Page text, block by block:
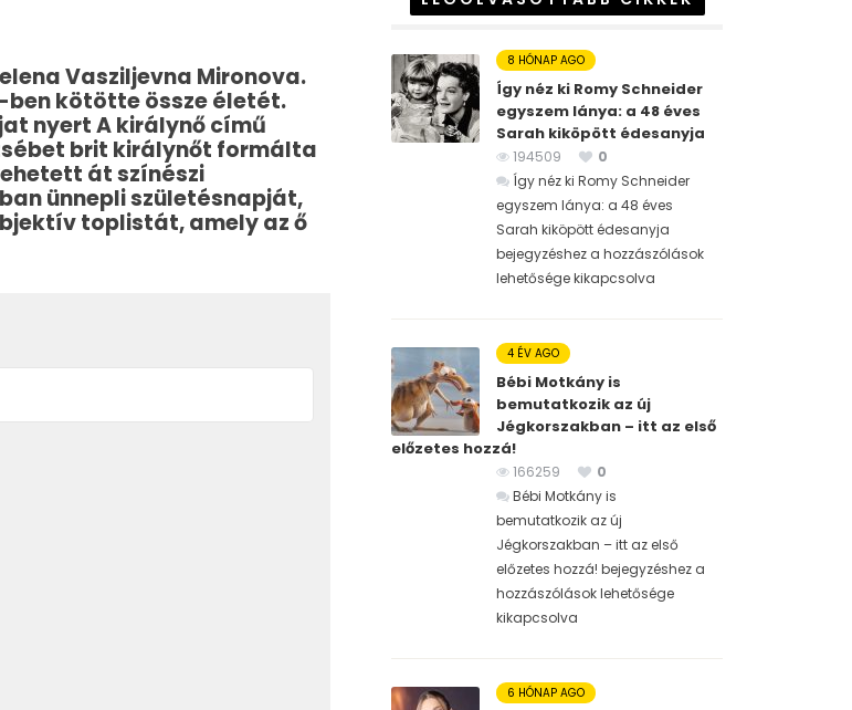
Vasziljevna Mironova.
ben kötötte össze életét.
nyert A királynő című
brit királynőt formálta
át színészi
ünnepli születésnapját,
toplistát, amely az ő
8 HÓNAP AGO
Így néz ki Romy Schneider
egyszem lánya: a 48 éves
Sarah kiköpött édesanyja
194509
0
Így néz ki Romy Schneider
egyszem lánya: a 48 éves
Sarah kiköpött édesanyja
bejegyzéshez a hozzászólások
lehetősége kikapcsolva
4 ÉV AGO
Bébi Motkány is
bemutatkozik az új
Jégkorszakban – itt az első
előzetes hozzá!
166259
0
Bébi Motkány is
bemutatkozik az új
Jégkorszakban – itt az első
előzetes hozzá! bejegyzéshez a
hozzászólások lehetősége
kikapcsolva
6 HÓNAP AGO